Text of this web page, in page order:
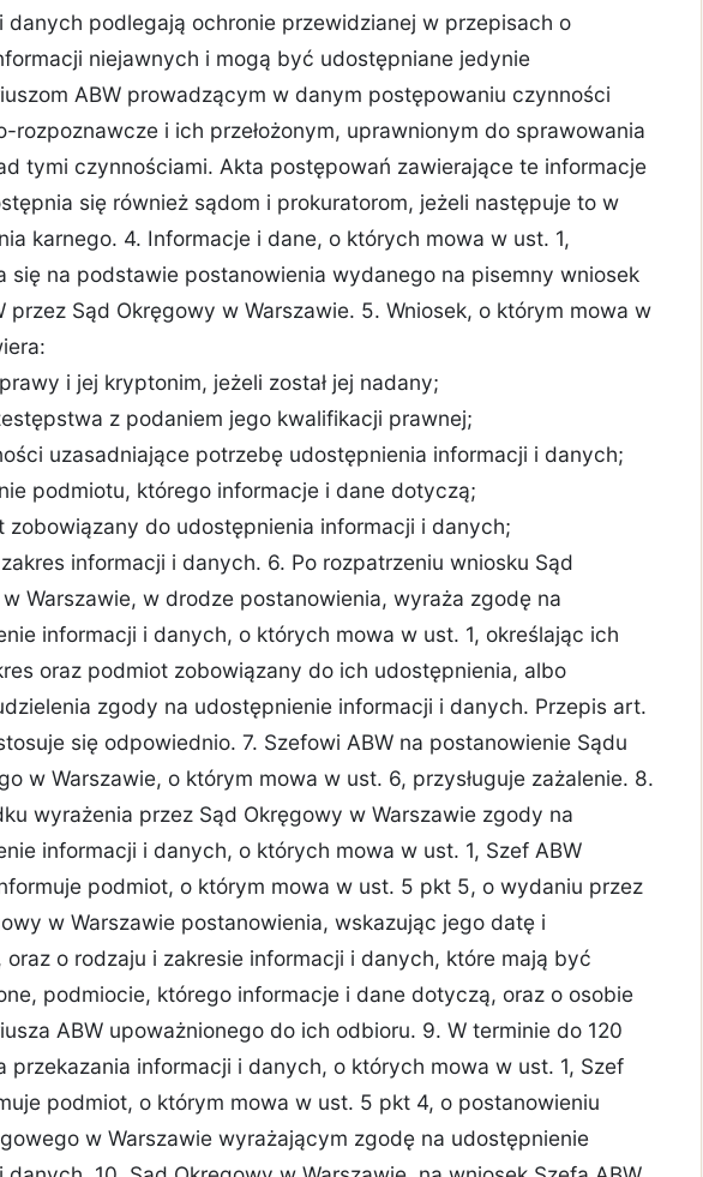
danych podlegają ochronie przewidzianej w przepisach o
niejawnych i mogą być udostępniane jedynie
ABW prowadzącym w danym postępowaniu czynności
rozpoznawcze i ich przełożonym, uprawnionym do sprawowania
tymi czynnościami. Akta postępowań zawierające te informacje
się również sądom i prokuratorom, jeżeli następuje to w
karnego. 4. Informacje i dane, o których mowa w ust. 1,
się na podstawie postanowienia wydanego na pisemny wniosek
przez Sąd Okręgowy w Warszawie. 5. Wniosek, o którym mowa w
i jej kryptonim, jeżeli został jej nadany;
z podaniem jego kwalifikacji prawnej;
uzasadniające potrzebę udostępnienia informacji i danych;
podmiotu, którego informacje i dane dotyczą;
zobowiązany do udostępnienia informacji i danych;
informacji i danych. 6. Po rozpatrzeniu wniosku Sąd
Warszawie, w drodze postanowienia, wyraża zgodę na
informacji i danych, o których mowa w ust. 1, określając ich
oraz podmiot zobowiązany do ich udostępnienia, albo
zgody na udostępnienie informacji i danych. Przepis art.
się odpowiednio. 7. Szefowi ABW na postanowienie Sądu
w Warszawie, o którym mowa w ust. 6, przysługuje zażalenie. 8.
wyrażenia przez Sąd Okręgowy w Warszawie zgody na
informacji i danych, o których mowa w ust. 1, Szef ABW
podmiot, o którym mowa w ust. 5 pkt 5, o wydaniu przez
w Warszawie postanowienia, wskazując jego datę i
oraz o rodzaju i zakresie informacji i danych, które mają być
podmiocie, którego informacje i dane dotyczą, oraz o osobie
ABW upoważnionego do ich odbioru. 9. W terminie do 120
przekazania informacji i danych, o których mowa w ust. 1, Szef
podmiot, o którym mowa w ust. 5 pkt 4, o postanowieniu
w Warszawie wyrażającym zgodę na udostępnienie